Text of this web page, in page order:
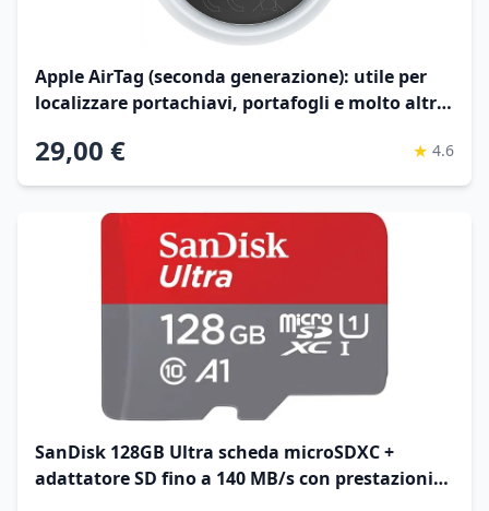
Apple AirTag (seconda generazione): utile per
localizzare portachiavi, portafogli e molto altro;
un semplice tap da iPhone o iPad
29,00 € ★ 4.6
SanDisk 128GB Ultra scheda microSDXC +
adattatore SD fino a 140 MB/s con prestazioni